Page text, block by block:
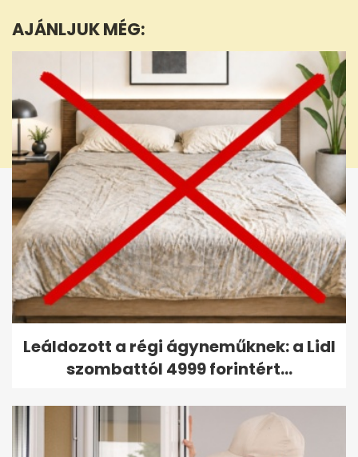
41
seconds
AJÁNLJUK MÉG:
Leáldozott a régi ágyneműknek: a Lidl
szombattól 4999 forintért...